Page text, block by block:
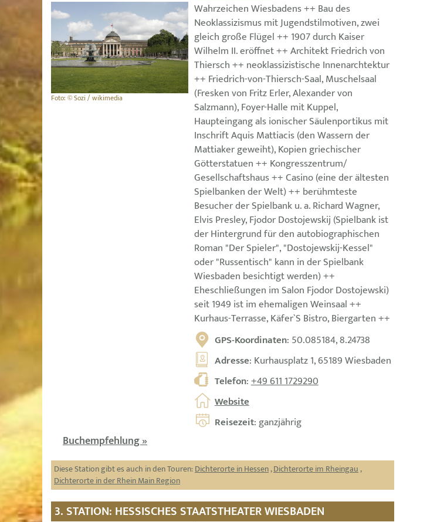
Foto: © Sozi / wikimedia
Wahrzeichen Wiesbadens ++ Bau des
Neoklassizismus mit Jugendstilmotiven, zwei
gleich große Flügel ++ 1907 durch Kaiser
Wilhelm II. eröffnet ++ Architekt Friedrich von
Thiersch ++ neoklassizistische Innenarchtektur
++ Friedrich-von-Thiersch-Saal, Muschelsaal
(Fresken von Fritz Erler, Alexander von
Salzmann), Foyer-Halle mit Kuppel,
Haupteingang als ionischer Säulenportikus mit
Inschrift Aquis Mattiacis (den Wassern der
Mattiaker geweiht), Kopien griechischer
Götterstatuen ++ Kongresszentrum/
Gesellschaftshaus ++ Casino (eine der ältesten
Spielbanken der Welt) ++ berühmteste
Besucher der Spielbank u. a. Richard Wagner,
Elvis Presley, Fjodor Dostojewskij (Spielbank ist
der Hintergrund für den autobiographischen
Roman "Der Spieler", "Dostojewskij-Kessel"
oder "Russentisch" kann in der Spielbank
Wiesbaden besichtigt werden) ++
Eheschließungen im Salon Fjodor Dostojewski)
seit 1949 ist im ehemaligen Weinsaal ++
Kurhaus-Terrasse, Käfer`S Bistro, Biergarten ++
GPS-Koordinaten: 50.085184, 8.24738
Adresse: Kurhausplatz 1, 65189 Wiesbaden
Telefon:+49 611 1729290
Website
Reisezeit: ganzjährig
Buchempfehlung »
Diese Station gibt es auch in den Touren:Dichterorte in Hessen,Dichterorte im Rheingau,
Dichterorte in der Rhein Main Region
3. STATION: HESSISCHES STAATSTHEATER WIESBADEN